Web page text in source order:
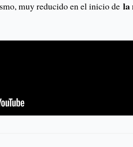
muy reducido en el inicio dela